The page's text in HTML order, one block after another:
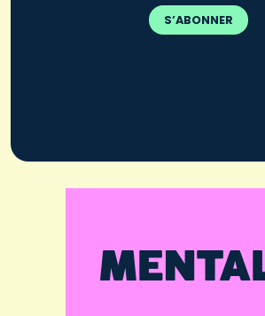
S’ABONNER